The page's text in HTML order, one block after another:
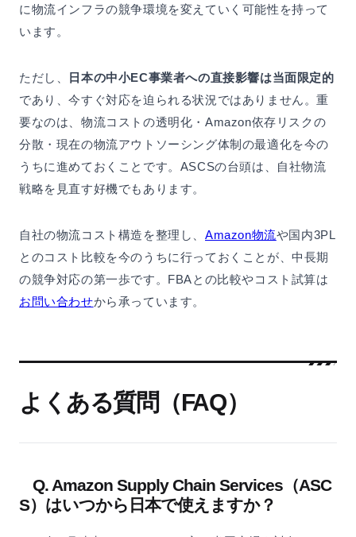
に物流インフラの競争環境を変えていく可能性を持って
います。
ただし、
日本の中小EC事業者への直接影響は当面限定的
であり、今すぐ対応を迫られる状況ではありません。重
要なのは、物流コストの透明化・Amazon依存リスクの
分散・現在の物流アウトソーシング体制の最適化を今の
うちに進めておくことです。ASCSの台頭は、自社物流
戦略を見直す好機でもあります。
自社の物流コスト構造を整理し、 Amazon物流や国内3PL
とのコスト比較を今のうちに行っておくことが、中長期
の競争対応の第一歩です。FBAとの比較やコスト試算は
お問い合わせから承っています。
よくある質問（FAQ）
Q. Amazon Supply Chain Services（ASC
S）はいつから日本で使えますか？